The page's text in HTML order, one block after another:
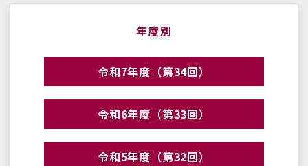
年度別
令和7年度（第34回）
令和6年度（第33回）
令和5年度（第32回）